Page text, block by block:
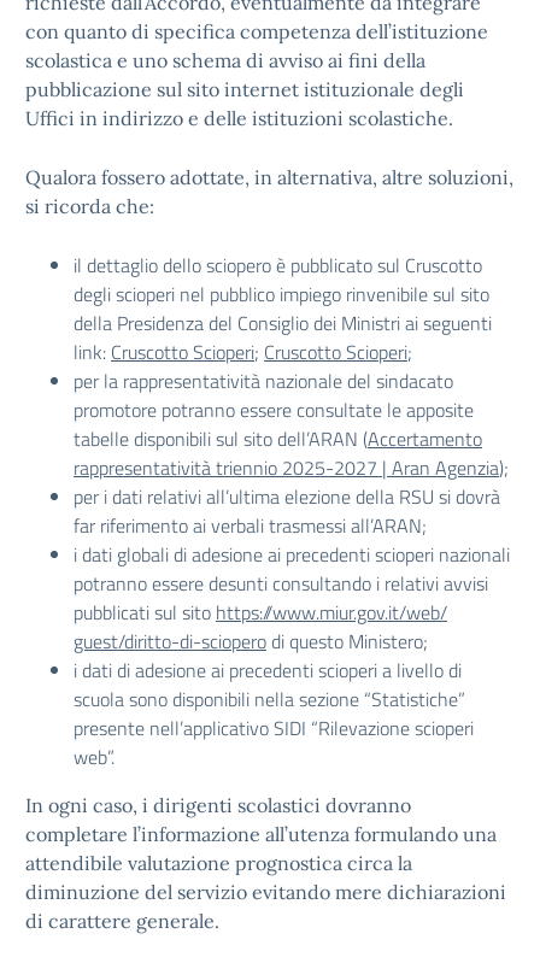
con quanto di specifica competenza dell’istituzione
scolastica e uno schema di avviso ai fini della
pubblicazione sul sito internet istituzionale degli
Uffici in indirizzo e delle istituzioni scolastiche.
Qualora fossero adottate, in alternativa, altre soluzioni,
si ricorda che:
il dettaglio dello sciopero è pubblicato sul Cruscotto
degli scioperi nel pubblico impiego rinvenibile sul sito
della Presidenza del Consiglio dei Ministri ai seguenti
link: Cruscotto Scioperi; Cruscotto Scioperi;
per la rappresentatività nazionale del sindacato
promotore potranno essere consultate le apposite
tabelle disponibili sul sito dell’ARAN (Accertamento
rappresentatività triennio 2025-2027 | Aran Agenzia);
per i dati relativi all’ultima elezione della RSU si dovrà
far riferimento ai verbali trasmessi all’ARAN;
i dati globali di adesione ai precedenti scioperi nazionali
potranno essere desunti consultando i relativi avvisi
pubblicati sul sito https://www.miur.gov.it/web/
guest/diritto-di-scioperodi questo Ministero;
i dati di adesione ai precedenti scioperi a livello di
scuola sono disponibili nella sezione “Statistiche”
presente nell’applicativo SIDI “Rilevazione scioperi
web”.
In ogni caso, i dirigenti scolastici dovranno
completare l’informazione all’utenza formulando una
attendibile valutazione prognostica circa la
diminuzione del servizio evitando mere dichiarazioni
di carattere generale.